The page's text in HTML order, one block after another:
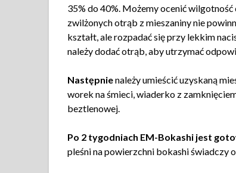
35% do 40%. Możemy ocenić
zwilżonych otrąb z mieszaniny nie
kształt, ale rozpadać się przy lekkim
należy dodać otrąb, aby utrzymać
Następnienależy umieścić uzyskaną
worek na śmieci, wiaderko z
beztlenowej.
Po 2 tygodniach EM-Bokashi jest
pleśni na powierzchni bokashi świadczy